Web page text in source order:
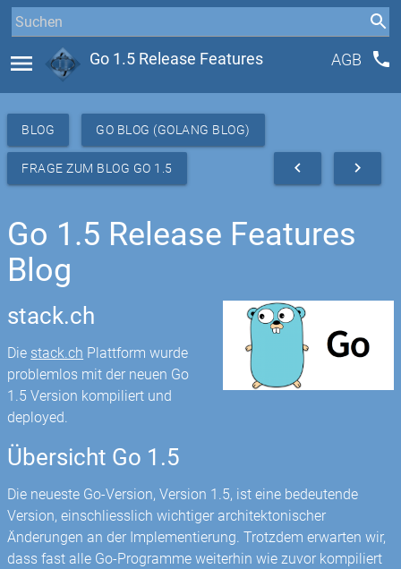
menu Go 1.5 Release Features AGB phone
BLOG GO BLOG (GOLANG BLOG)
FRAGE ZUM BLOG GO 1.5 navigate_next
navigate_before
Go 1.5 Release Features
Blog
stack.ch
Die stack.ch Plattform wurde
problemlos mit der neuen Go
1.5 Version kompiliert und
deployed.
Übersicht Go 1.5
Die neueste Go-Version, Version 1.5, ist eine bedeutende
Version, einschliesslich wichtiger architektonischer
Änderungen an der Implementierung. Trotzdem erwarten wir,
dass fast alle Go-Programme weiterhin wie zuvor kompiliert